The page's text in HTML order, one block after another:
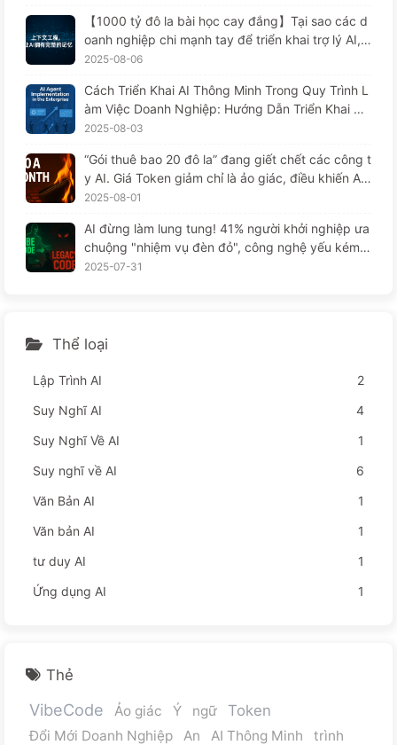
Học AI 170
【1000 tỷ đô la bài học cay đắng】Tại sao các d
oanh nghiệp chi mạnh tay để triển khai trợ lý AI, n
hưng lại "quên" vào những lúc then chốt, khiến đ
ậm rãi học AI169
2025-08-06
Cách Triển Khai AI Thông Minh Trong Quy Trình L
àm Việc Doanh Nghiệp: Hướng Dẫn Triển Khai Ho
àn Chỉnh Năm 2025 — Chậm Rãi Học AI166
2025-08-03
“Gói thuê bao 20 đô la” đang giết chết các công t
y AI. Giá Token giảm chỉ là ảo giác, điều khiến AI
thực sự đắt đỏ chính là lòng tham của bạn — Họ
2025-08-01
AI đừng làm lung tung! 41% người khởi nghiệp ưa
chuộng "nhiệm vụ đèn đỏ", công nghệ yếu kém k
hiến nhân viên khổ sở hơn — từ từ học AI
2025-07-31
Thể loại
Lập Trình AI
2
Suy Nghĩ AI
4
Suy Nghĩ Về AI
1
Suy nghĩ về AI
6
Văn Bản AI
1
Văn bản AI
1
tư duy AI
1
Ứng dụng AI
1
Thẻ
VibeCode Ảo giác Ý ngữ Token
Đổi Mới Doanh Nghiệp An AI Thông Minh
trình